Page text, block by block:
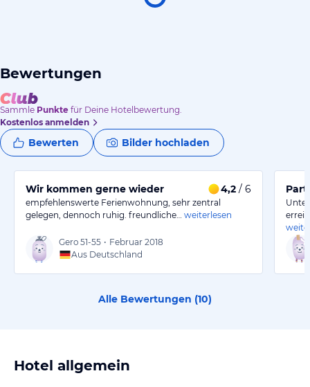
Bewertungen
Sammle Punkte für Deine Hotelbewertung.
Kostenlos anmelden
Bewerten Bilder hochladen
Wir kommen gerne wieder 4,2 / 6
empfehlenswerte Ferienwohnung, sehr zentral
gelegen, dennoch ruhig. freundliche…
weiterlesen
Gero 51-55 • Februar 2018
Aus Deutschland
Alle Bewertungen (10)
Hotel allgemein